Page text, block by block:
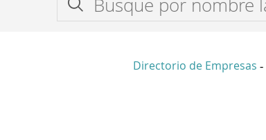
Directorio de Empresas -